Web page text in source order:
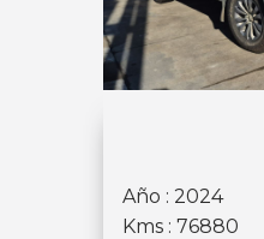
Año : 2024
Kms : 76880